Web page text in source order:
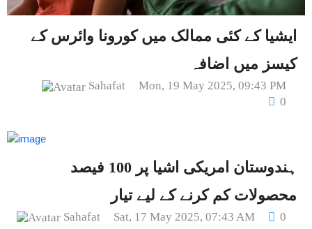
ایشیا کے کئی ممالک میں کورونا وائرس کے
کیسز میں اضافہ
Sahafat
Mon, 19 May 2025, 09:43 PM
0
ہندوستان امریکی اشیا پر 100 فیصد
محصولات کم کرنے کے لیے تیار
Sahafat Sat, 17 May 2025, 07:43 AM 0